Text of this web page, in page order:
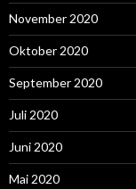
November 2020
Oktober 2020
September 2020
Juli 2020
Juni 2020
Mai 2020